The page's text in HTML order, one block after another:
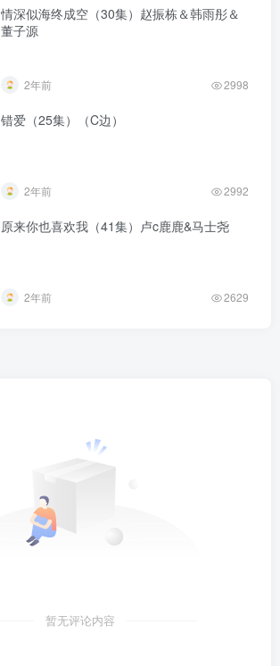
情深似海终成空（30集）赵振栋＆韩雨彤＆
董子源
2年前 2998
错爱（25集）（C边）
2年前 2992
原来你也喜欢我（41集）卢c鹿鹿&马士尧
2年前 2629
暂无评论内容